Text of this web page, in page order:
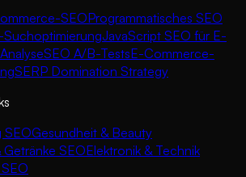
SEOProgrammatisches SEO
SuchoptimierungJavaScript SEO für E-
SEO A/B-TestsE-Commerce-
SERP Domination Strategy
SEOGesundheit & Beauty
SEOElektronik & Technik